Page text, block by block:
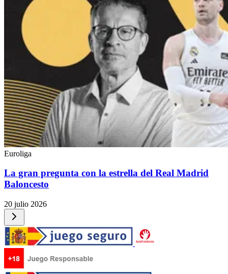
Euroliga
La gran pregunta con la estrella del Real Madrid
Baloncesto
20 julio 2026